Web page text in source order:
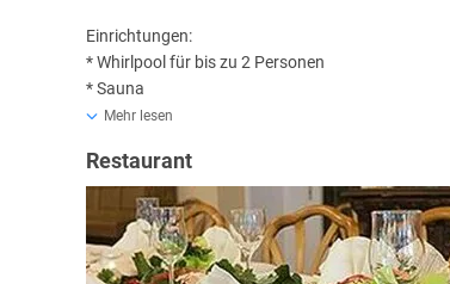
Einrichtungen:
* Whirlpool für bis zu 2 Personen
* Sauna
* Schneckendusche mit Massagedüsen
* Solarium
* Kosmetikbehandlungen (auf Anmeldung)
* Rosenblütenbäder, etc.
Mehr lesen
Restaurant